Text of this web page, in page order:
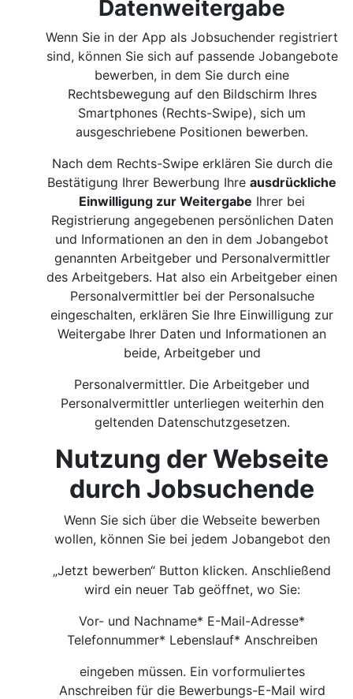
Datenweitergabe
Wenn Sie in der App als Jobsuchender registriert
sind, können Sie sich auf passende Jobangebote
bewerben, in dem Sie durch eine
Rechtsbewegung auf den Bildschirm Ihres
Smartphones (Rechts-Swipe), sich um
ausgeschriebene Positionen bewerben.
Nach dem Rechts-Swipe erklären Sie durch die
Bestätigung Ihrer Bewerbung Ihreausdrückliche
Einwilligung zur Weitergabe Ihrer bei
Registrierung angegebenen persönlichen Daten
und Informationen an den in dem Jobangebot
genannten Arbeitgeber und Personalvermittler
des Arbeitgebers. Hat also ein Arbeitgeber einen
Personalvermittler bei der Personalsuche
eingeschalten, erklären Sie Ihre Einwilligung zur
Weitergabe Ihrer Daten und Informationen an
beide, Arbeitgeber und
Personalvermittler. Die Arbeitgeber und
Personalvermittler unterliegen weiterhin den
geltenden Datenschutzgesetzen.
Nutzung der Webseite
durch Jobsuchende
Wenn Sie sich über die Webseite bewerben
wollen, können Sie bei jedem Jobangebot den
„Jetzt bewerben“ Button klicken. Anschließend
wird ein neuer Tab geöffnet, wo Sie:
Vor- und Nachname* E-Mail-Adresse*
Telefonnummer* Lebenslauf* Anschreiben
eingeben müssen. Ein vorformuliertes
Anschreiben für die Bewerbungs-E-Mail wird